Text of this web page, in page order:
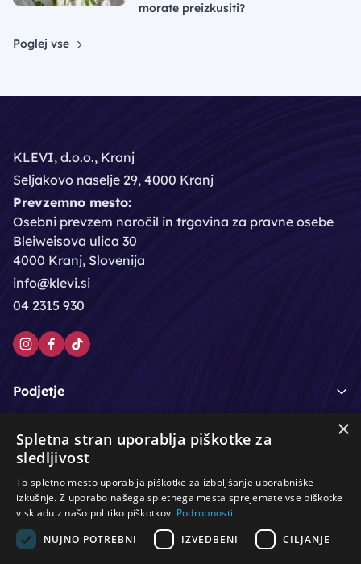
morate preizkusiti?
Poglej vse
KLEVI, d.o.o., Kranj
Seljakovo naselje 29, 4000 Kranj
Prevzemno mesto:
Osebni prevzem naročil in trgovina za pravne osebe
Bleiweisova ulica 30
4000 Kranj, Slovenija
info@klevi.si
04 2315 930
Podjetje
Moj račun
Podpora strankam
Lasje & nega las / Roke & nohti / Orodje - kozmetično /
×
Spletna stran uporablja piškotke za
sledljivost
To spletno mesto uporablja piškotke za izboljšanje uporabniške
izkušnje. Z uporabo našega spletnega mesta sprejemate vse piškotke
v skladu z našo politiko piškotkov. Podrobnosti
NUJNO POTREBNI
IZVEDBENI CILJANJE